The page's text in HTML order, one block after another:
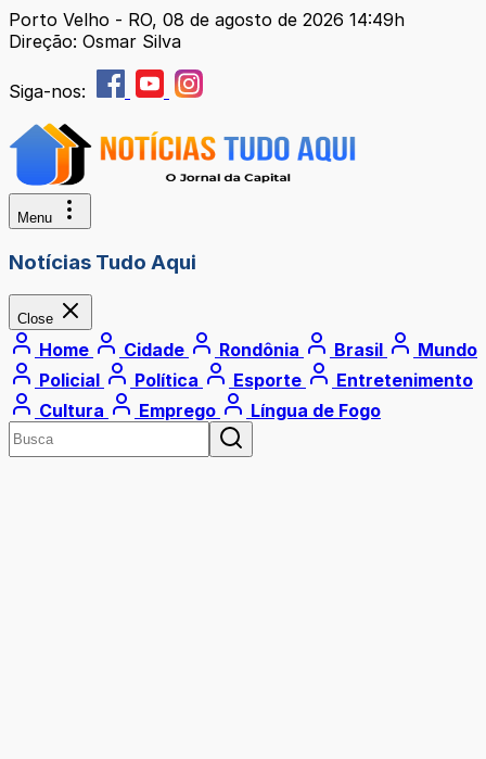
Porto Velho - RO, 08 de agosto de 2026 14:49h
Direção: Osmar Silva
Siga-nos:
Menu
Notícias Tudo Aqui
Close
Home Cidade Rondônia Brasil
Mundo
Policial
Política Esporte
Entretenimento
Cultura
Emprego Língua de Fogo